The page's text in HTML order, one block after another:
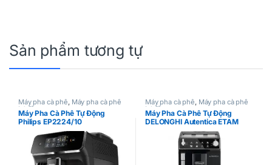
Sản phẩm tương tự
Máy pha cà phê, Máy pha cà phê
tự động
Máy Pha Cà Phê Tự Động
Philips EP2224/10
Máy pha cà phê, Máy pha cà phê
tự động
Máy Pha Cà Phê Tự Động
DELONGHI Autentica ETAM